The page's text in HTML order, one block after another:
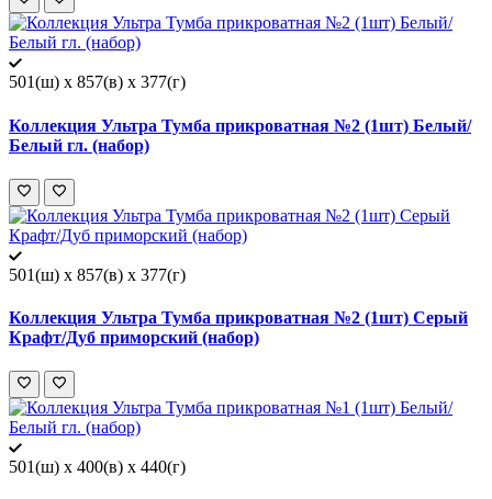
501(ш) x 857(в) x 377(г)
Коллекция Ультра Тумба прикроватная №2 (1шт) Белый/
Белый гл. (набор)
501(ш) x 857(в) x 377(г)
Коллекция Ультра Тумба прикроватная №2 (1шт) Серый
Крафт/Дуб приморский (набор)
501(ш) x 400(в) x 440(г)